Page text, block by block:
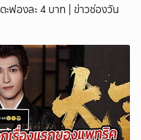
ะฟองละ 4 บาท | ข่าวช่องวัน